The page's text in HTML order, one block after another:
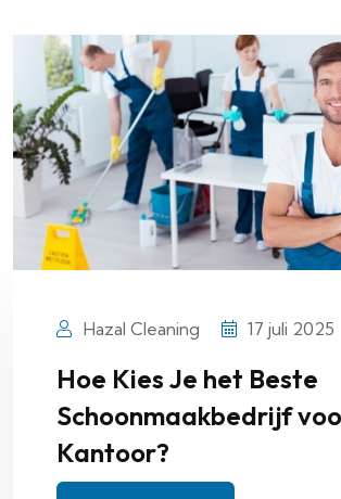
Hazal Cleaning 17 juli 2025
Hoe Kies Je het Beste
Schoonmaakbedrijf
Kantoor?